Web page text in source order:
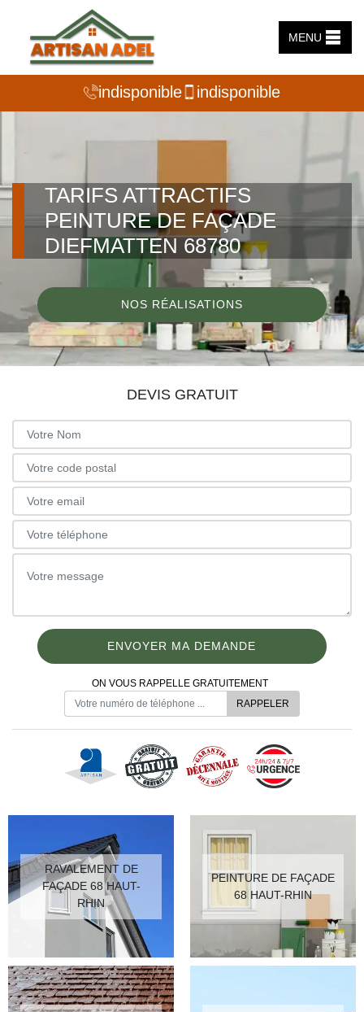
MENU
indisponible indisponible
TARIFS ATTRACTIFS
PEINTURE DE FAÇADE
DIEFMATTEN 68780
NOS RÉALISATIONS
DEVIS GRATUIT
ON VOUS RAPPELLE GRATUITEMENT
RAVALEMENT DE
FAÇADE 68 HAUT-
RHIN
PEINTURE DE FAÇADE
68 HAUT-RHIN